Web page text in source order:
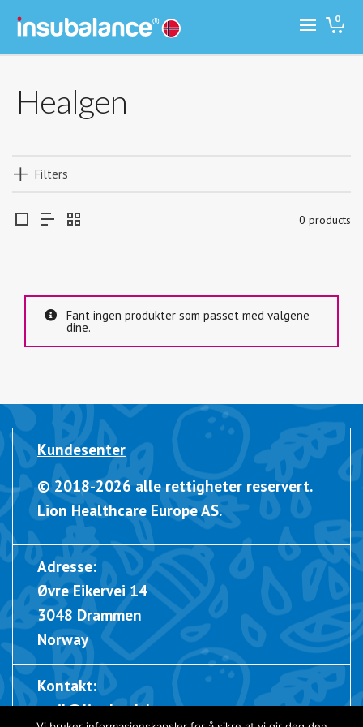
0
Healgen
Filters
0 products
Fant ingen produkter som passet med valgene
dine.
Kundesenter
© 2018-2026 alle rettigheter reservert.
Lion Healthcare Europe AS.
Adresse:
Øvre Eikervei 14
3048 Drammen
Norway
Kontakt:
h
i @ n
l t n
i h
m e .
a
a l ca
o e
l r
o